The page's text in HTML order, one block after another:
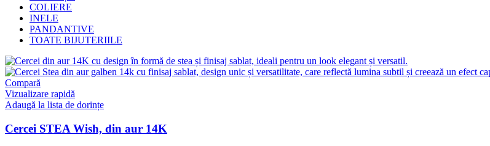
COLIERE
INELE
PANDANTIVE
TOATE BIJUTERIILE
Compară
Vizualizare rapidă
Adaugă la lista de dorințe
Cercei STEA Wish, din aur 14K